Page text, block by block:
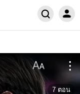
7 ตอน